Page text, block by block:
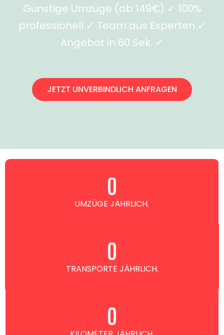
Günstige Umzüge (ab 149€) ✓ 100%
professionell ✓ Team aus Experten ✓
Angebot in 60 Sek. ✓
JETZT UNVERBINDLICH ANFRAGEN
UMZÜGE JÄHRLICH.
0
TRANSPORTE JÄHRLICH.
0
0